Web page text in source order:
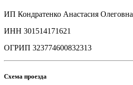
ИП Кондратенко Анастасия Олеговна
ИНН 301514171621
ОГРИП 323774600832313
Схема проезда